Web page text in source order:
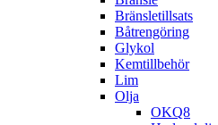
Bränsletillsats
Båtrengöring
Glykol
Kemtillbehör
Lim
Olja
OKQ8